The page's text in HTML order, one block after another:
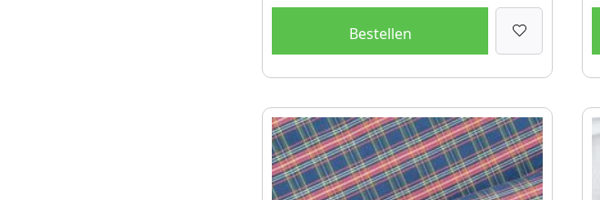
Bestellen